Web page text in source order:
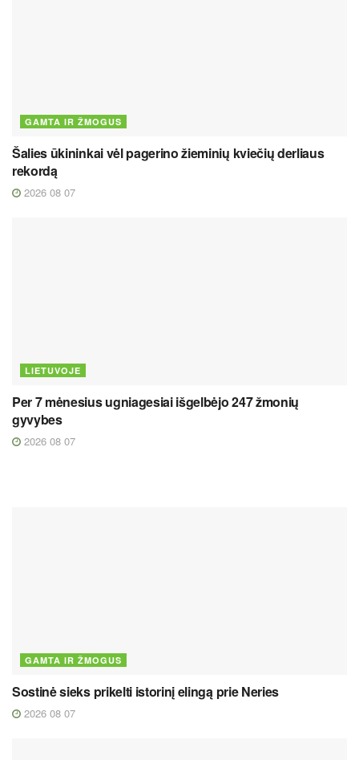
GAMTA IR ŽMOGUS
Šalies ūkininkai vėl pagerino žieminių kviečių derliaus
rekordą
2026 08 07
LIETUVOJE
Per 7 mėnesius ugniagesiai išgelbėjo 247 žmonių
gyvybes
2026 08 07
GAMTA IR ŽMOGUS
Sostinė sieks prikelti istorinį elingą prie Neries
2026 08 07